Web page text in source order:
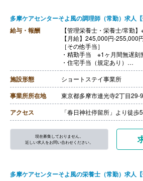
多摩ケアセンターそよ風の調理師（常勤）求人
給与・報酬
【管理栄養士・栄養士/常勤
【月給】245,000円-255,000
［その他手当］
・精勤手当 ※1ヶ月間無遅刻
・住宅手当（規定あり）
・資格手当
・年末年始手当 380円/時
【通勤手当】あり（社内規定
【賞与】年2回（6月・12月）
【昇給】年1回（4月）
【特別報酬（年1回）】厨房
月支給実績）
※職種、雇用形態、在籍期間
給額は異なる。
【退職金】あり
施設形態 ショートステイ事業所
事業所所在地 東京都多摩市連光寺2丁目29-9
アクセス 「春日神社停留所」より徒
現在募集しておりません。
近しい求人をお問い合わせください。
多摩ケアセンターそよ風の栄養士（常勤）求人